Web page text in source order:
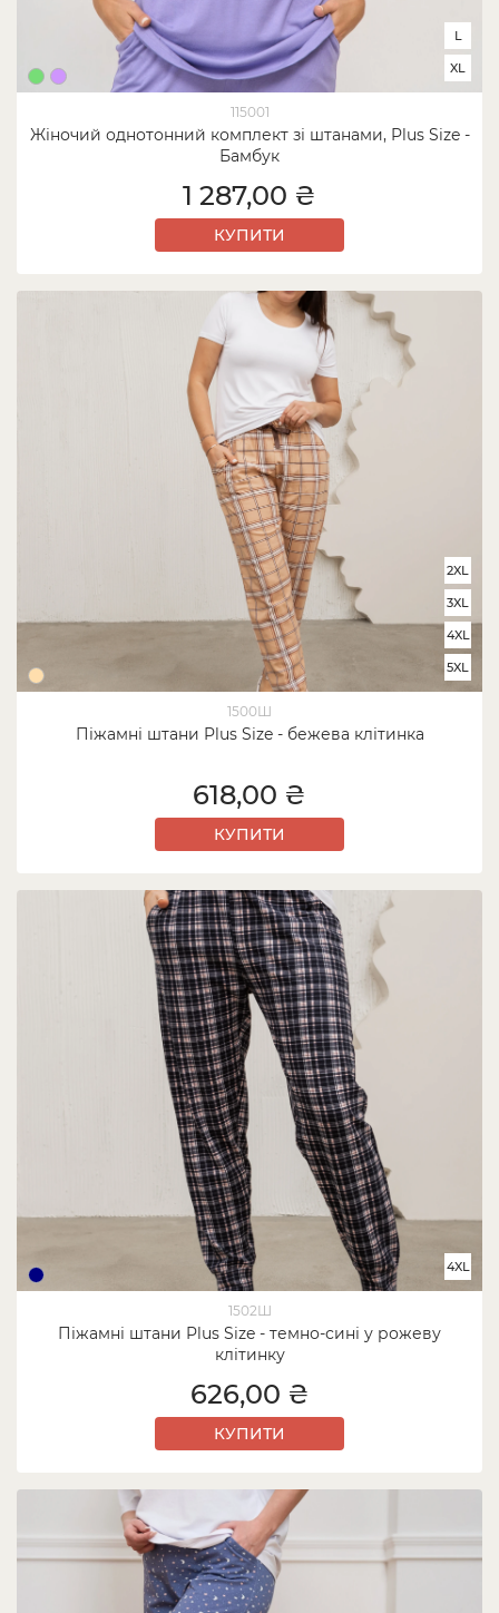
115001
Жіночий однотонний комплект зі штанами, Plus Size -
Бамбук
L
XL
1 287,00 ₴
КУПИТИ
1500Ш
Піжамні штани Plus Size - бежева клітинка
2XL
3XL
4XL
5XL
618,00 ₴
КУПИТИ
1502Ш
Піжамні штани Plus Size - темно-сині у рожеву
клітинку
4XL
626,00 ₴
КУПИТИ